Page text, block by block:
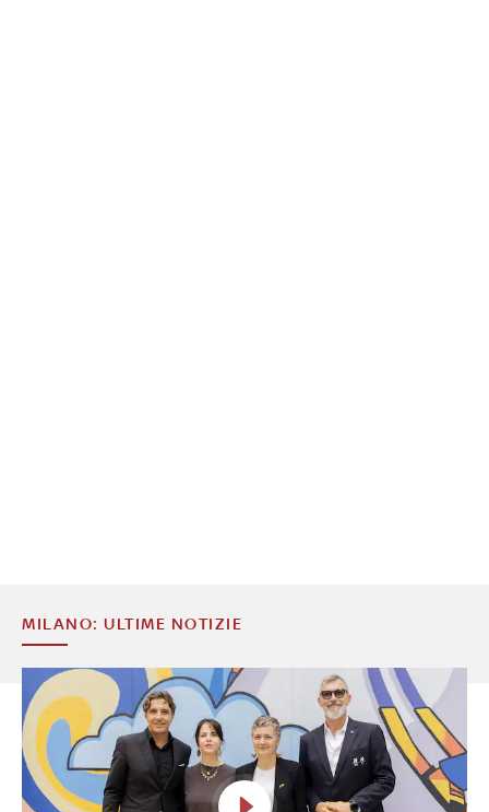
MILANO: ULTIME NOTIZIE